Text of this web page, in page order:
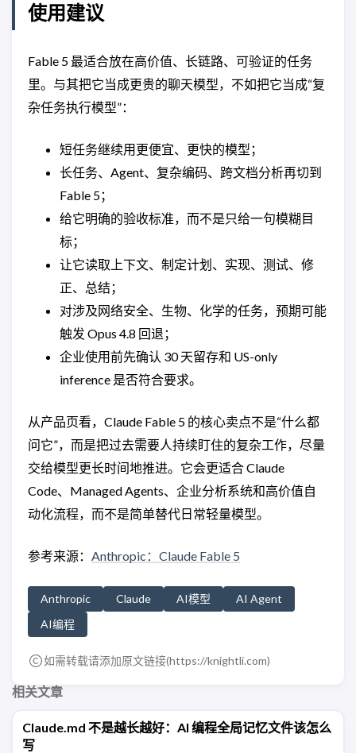
使用建议
Fable 5 最适合放在高价值、长链路、可验证的任务
里。与其把它当成更贵的聊天模型，不如把它当成“复
杂任务执行模型”：
短任务继续用更便宜、更快的模型；
长任务、Agent、复杂编码、跨文档分析再切到
Fable 5；
给它明确的验收标准，而不是只给一句模糊目
标；
让它读取上下文、制定计划、实现、测试、修
正、总结；
对涉及网络安全、生物、化学的任务，预期可能
触发 Opus 4.8 回退；
企业使用前先确认 30 天留存和 US-only
inference 是否符合要求。
从产品页看，Claude Fable 5 的核心卖点不是“什么都
问它”，而是把过去需要人持续盯住的复杂工作，尽量
交给模型更长时间地推进。它会更适合 Claude
Code、Managed Agents、企业分析系统和高价值自
动化流程，而不是简单替代日常轻量模型。
参考来源： Anthropic：Claude Fable 5
Anthropic Claude AI模型
AI Agent
AI编程
如需转载请添加原文链接(https://knightli.com)
相关文章
Claude.md 不是越长越好：AI 编程全局记忆文件该怎么
写